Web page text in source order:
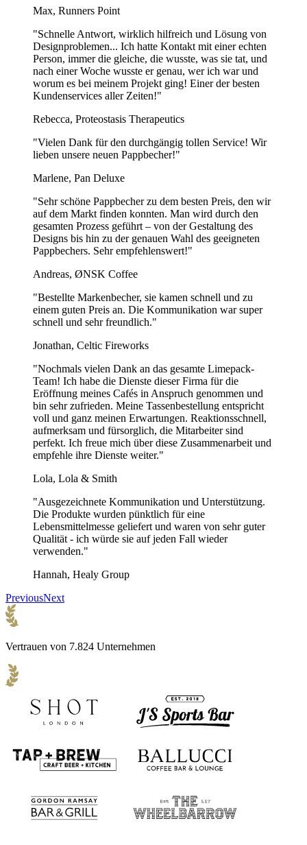
Max, Runners Point
"Schnelle Antwort, wirklich hilfreich und Lösung von
Designproblemen... Ich hatte Kontakt mit einer echten
Person, immer die gleiche, die wusste, was sie tat, und
nach einer Woche wusste er genau, wer ich war und
worum es bei meinem Projekt ging! Einer der besten
Kundenservices aller Zeiten!"
Rebecca, Proteostasis Therapeutics
"Vielen Dank für den durchgängig tollen Service! Wir
lieben unsere neuen Pappbecher!"
Marlene, Pan Deluxe
"Sehr schöne Pappbecher zu dem besten Preis, den wir
auf dem Markt finden konnten. Man wird durch den
gesamten Prozess geführt – von der Gestaltung des
Designs bis hin zu der genauen Wahl des geeigneten
Pappbechers. Sehr empfehlenswert!"
Andreas, ØNSK Coffee
"Bestellte Markenbecher, sie kamen schnell und zu
einem guten Preis an. Die Kommunikation war super
schnell und sehr freundlich."
Jonathan, Celtic Fireworks
"Nochmals vielen Dank an das gesamte Limepack-
Team! Ich habe die Dienste dieser Firma für die
Eröffnung meines Cafés in Anspruch genommen und
bin sehr zufrieden. Meine Tassenbestellung entspricht
voll und ganz meinen Erwartungen. Reaktionsschnell,
aufmerksam und fürsorglich, die Mitarbeiter sind
perfekt. Ich freue mich über diese Zusammenarbeit und
empfehle ihre Dienste weiter."
Lola, Lola & Smith
"Ausgezeichnete Kommunikation und Unterstützung.
Die Produkte wurden pünktlich für eine
Lebensmittelmesse geliefert und waren von sehr guter
Qualität - ich würde sie auf jeden Fall wieder
verwenden."
Hannah, Healy Group
PreviousNext
Vertrauen von 7.824 Unternehmen